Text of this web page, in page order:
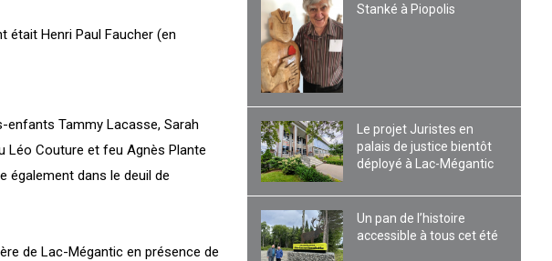
était Henri Paul Faucher (en
enfants Tammy Lacasse, Sarah
Léo Couture et feu Agnès Plante
également dans le deuil de
de Lac-Mégantic en présence de
Stanké à Piopolis
Le projet Juristes en
palais de justice bientôt
déployé à Lac-Mégantic
Un pan de l’histoire
accessible à tous cet été